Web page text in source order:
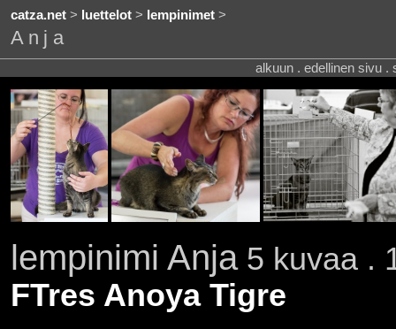
catza.net> luettelot> lempinimet>
Anja
alkuun . edellinen sivu .
lempinimi Anja5 kuvaa .
FTres Anoya Tigre